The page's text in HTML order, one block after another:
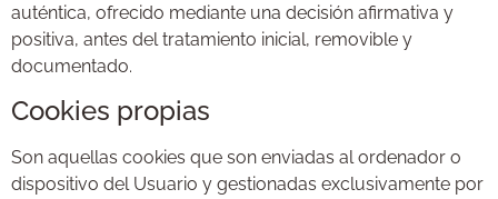
auténtica, ofrecido mediante una decisión afirmativa y
positiva, antes del tratamiento inicial, removible y
documentado.
Cookies propias
Son aquellas cookies que son enviadas al ordenador o
dispositivo del Usuario y gestionadas exclusivamente por